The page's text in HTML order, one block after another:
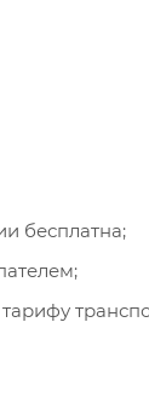
бесплатна;